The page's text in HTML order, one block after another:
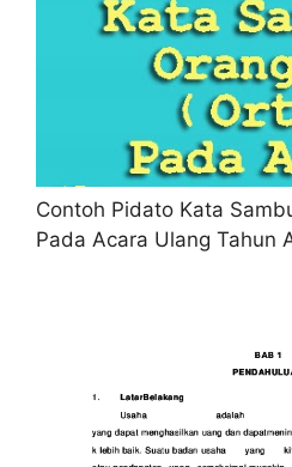
Contoh Pidato Kata
Pada Acara Ulang Tahun